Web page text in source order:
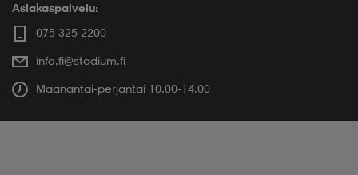
Asiakaspalvelu:
075 325 2200
info.fi@stadium.fi
Maanantai-perjantai 10.00-14.00